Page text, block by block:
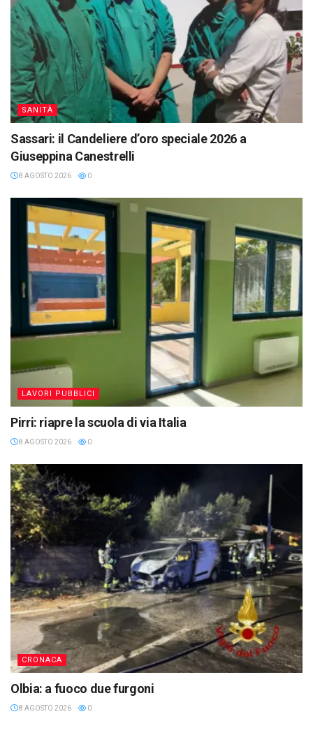
SANITÀ
Sassari: il Candeliere d’oro speciale 2026 a
Giuseppina Canestrelli
8 AGOSTO 2026 0
LAVORI PUBBLICI
Pirri: riapre la scuola di via Italia
8 AGOSTO 2026 0
CRONACA
Olbia: a fuoco due furgoni
8 AGOSTO 2026 0